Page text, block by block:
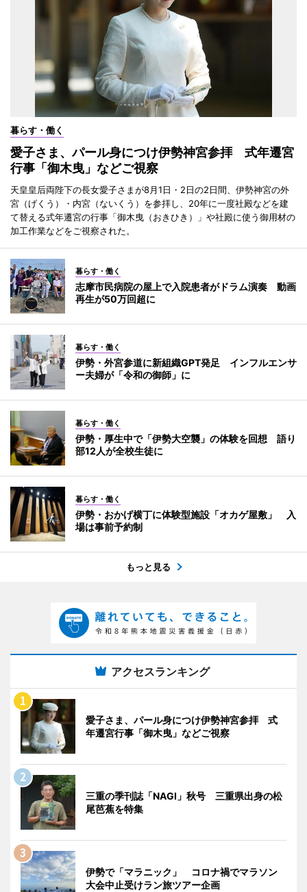
暮らす・働く
愛子さま、パール身につけ伊勢神宮参拝 式年遷宮
行事「御木曳」などご視察
天皇皇后両陛下の長女愛子さまが8月1日・2日の2日間、伊勢神宮の外
宮（げくう）・内宮（ないくう）を参拝し、20年に一度社殿などを建
て替える式年遷宮の行事「御木曳（おきひき）」や社殿に使う御用材の
加工作業などをご視察された。
暮らす・働く
志摩市民病院の屋上で入院患者がドラム演奏 動画
再生が50万回超に
暮らす・働く
伊勢・外宮参道に新組織GPT発足 インフルエンサ
ー夫婦が「令和の御師」に
暮らす・働く
伊勢・厚生中で「伊勢大空襲」の体験を回想 語り
部12人が全校生徒に
暮らす・働く
伊勢・おかげ横丁に体験型施設「オカゲ屋敷」 入
場は事前予約制
もっと見る
アクセスランキング
愛子さま、パール身につけ伊勢神宮参拝 式
年遷宮行事「御木曳」などご視察
三重の季刊誌「NAGI」秋号 三重県出身の松
尾芭蕉を特集
伊勢で「マラニック」 コロナ禍でマラソン
大会中止受けラン旅ツアー企画